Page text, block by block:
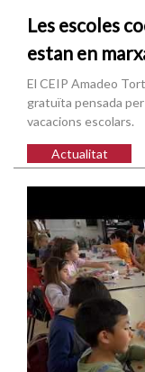
Les escoles
estan en
El CEIP Amadeo
gratuïta pensada
vacacions escolars.
Actualitat